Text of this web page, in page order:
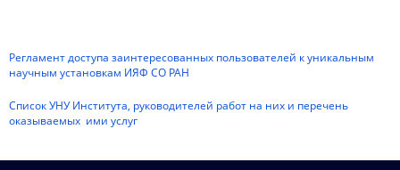
Регламент доступа заинтересованных пользователей к уникальным
научным установкам ИЯФ СО РАН
Список УНУ Института, руководителей работ на них и перечень
оказываемых ими услуг